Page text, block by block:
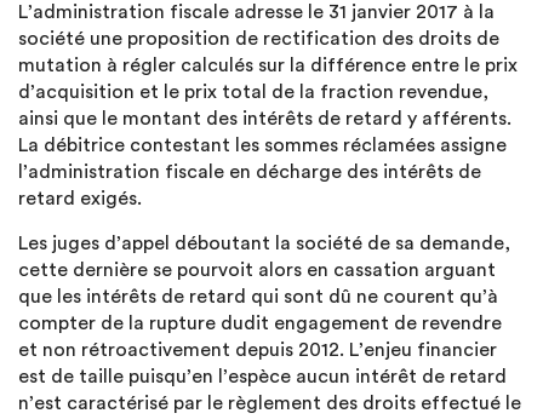
L’administration fiscale adresse le 31 janvier 2017 à la
société une proposition de rectification des droits de
mutation à régler calculés sur la différence entre le prix
d’acquisition et le prix total de la fraction revendue,
ainsi que le montant des intérêts de retard y afférents.
La débitrice contestant les sommes réclamées assigne
l’administration fiscale en décharge des intérêts de
retard exigés.
Les juges d’appel déboutant la société de sa demande,
cette dernière se pourvoit alors en cassation arguant
que les intérêts de retard qui sont dû ne courent qu’à
compter de la rupture dudit engagement de revendre
et non rétroactivement depuis 2012. L’enjeu financier
est de taille puisqu’en l’espèce aucun intérêt de retard
n’est caractérisé par le règlement des droits effectué le